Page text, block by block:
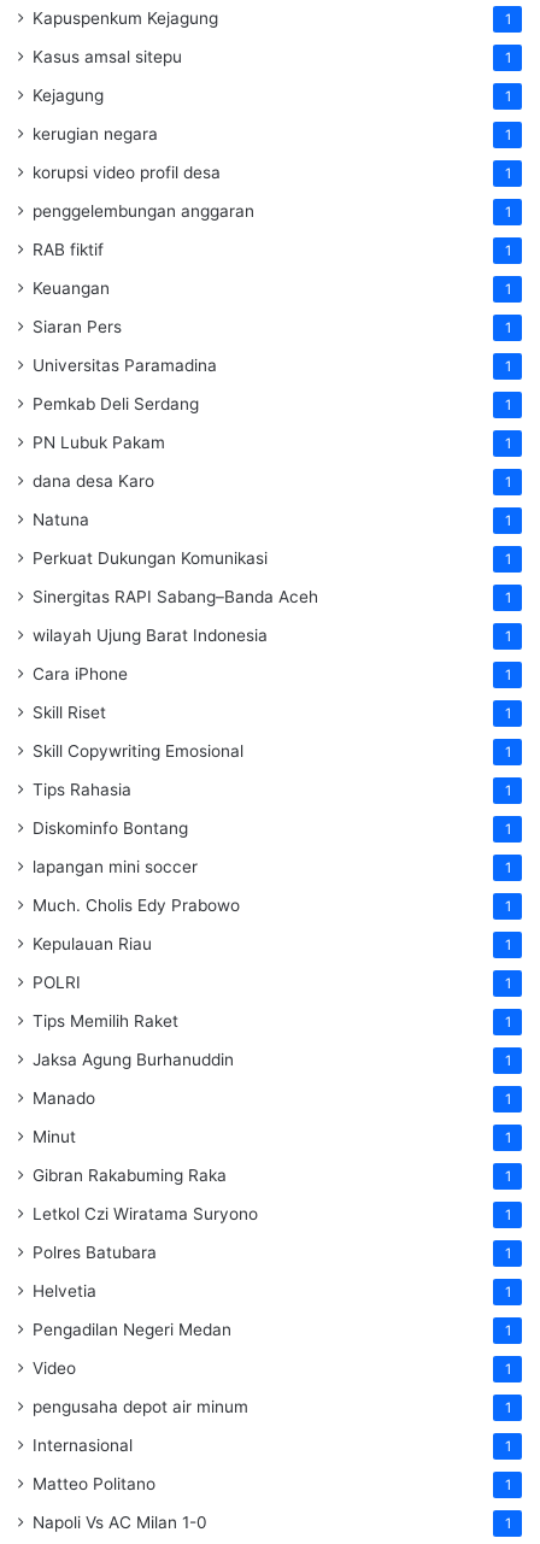
Kapuspenkum Kejagung 1
Kasus amsal sitepu 1
Kejagung 1
kerugian negara 1
korupsi video profil desa 1
penggelembungan anggaran 1
RAB fiktif 1
Keuangan 1
Siaran Pers 1
Universitas Paramadina 1
Pemkab Deli Serdang 1
PN Lubuk Pakam 1
dana desa Karo 1
Natuna 1
Perkuat Dukungan Komunikasi 1
Sinergitas RAPI Sabang–Banda Aceh 1
wilayah Ujung Barat Indonesia 1
Cara iPhone 1
Skill Riset 1
Skill Copywriting Emosional 1
Tips Rahasia 1
Diskominfo Bontang 1
lapangan mini soccer 1
Much. Cholis Edy Prabowo 1
Kepulauan Riau 1
POLRI 1
Tips Memilih Raket 1
Jaksa Agung Burhanuddin 1
Manado 1
Minut 1
Gibran Rakabuming Raka 1
Letkol Czi Wiratama Suryono 1
Polres Batubara 1
Helvetia 1
Pengadilan Negeri Medan 1
Video 1
pengusaha depot air minum 1
Internasional 1
Matteo Politano 1
Napoli Vs AC Milan 1-0 1